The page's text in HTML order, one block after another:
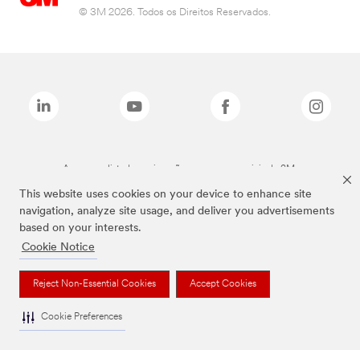
This website uses cookies on your device to enhance site
navigation, analyze site usage, and deliver you advertisements
based on your interests.
Cookie Notice
Reject Non-Essential Cookies Accept Cookies
Cookie Preferences
© 3M 2026. Todos os Direitos Reservados.
As marcas listadas a cima são marcas comerciais da 3M.